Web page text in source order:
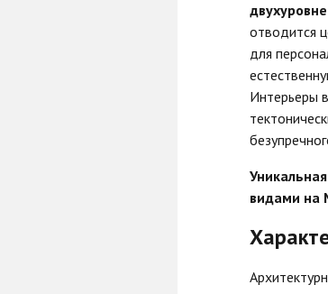
отводится
для
Интерьеры
видами на